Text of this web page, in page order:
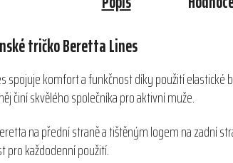
tričko Beretta Lines
spojuje komfort a funkčnost díky použití
činí skvělého společníka pro aktivní muže.
na přední straně a tištěným logem na zadní
pro každodenní použití.